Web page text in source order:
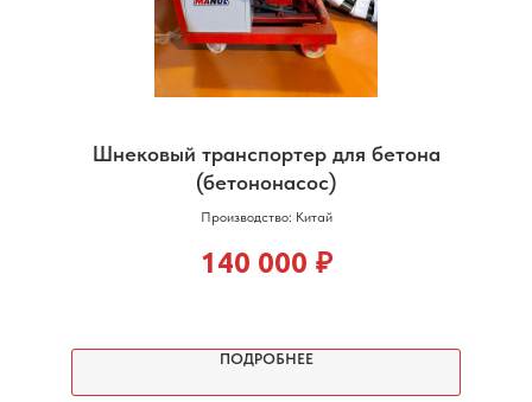
Шнековый транспортер для бетона
(бетононасос)
Производство: Китай
140 000 ₽
ПОДРОБНЕЕ